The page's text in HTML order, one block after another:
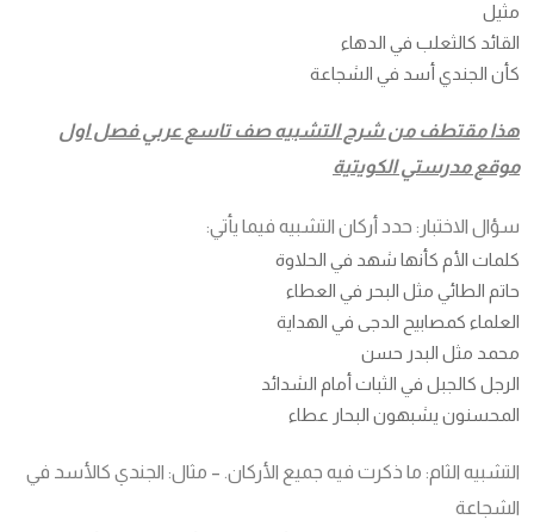
مثيل
القائد كالثعلب في الدهاء
كأن الجندي أسد في الشجاعة
هذا مقتطف من شرح التشبيه صف تاسع عربي فصل اول
موقع مدرستي الكويتية
سؤال الاختبار: حدد أركان التشبيه فيما يأتي:
كلمات الأم كأنها شهد في الحلاوة
حاتم الطائي مثل البحر في العطاء
العلماء كمصابيح الدجى في الهداية
محمد مثل البدر حسن
الرجل كالجبل في الثبات أمام الشدائد
المحسنون يشبهون البحار عطاء
التشبيه الثام: ما ذكرت فيه جميع الأركان. – مثال: الجندي کالأسد في
الشجاعة